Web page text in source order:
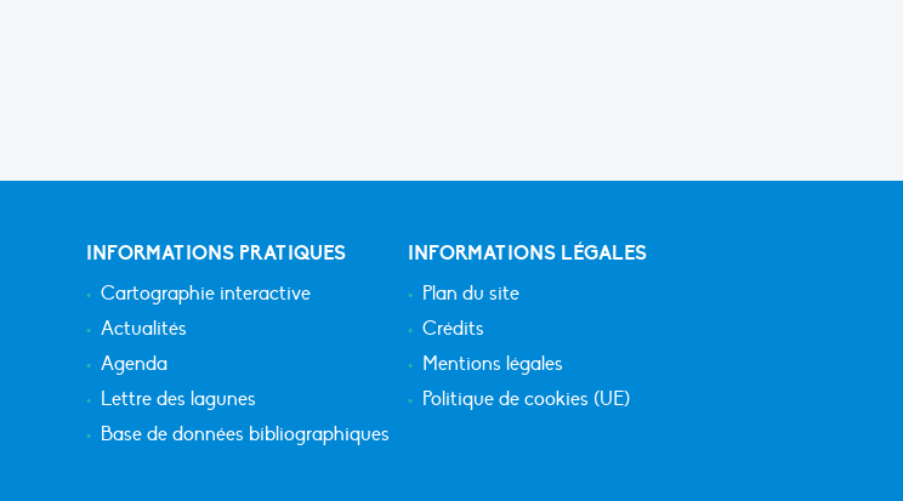
INFORMATIONS PRATIQUES
Cartographie interactive
Actualités
Agenda
Lettre des lagunes
Base de données bibliographiques
INFORMATIONS LÉGALES
Plan du site
Crédits
Mentions légales
Politique de cookies (UE)